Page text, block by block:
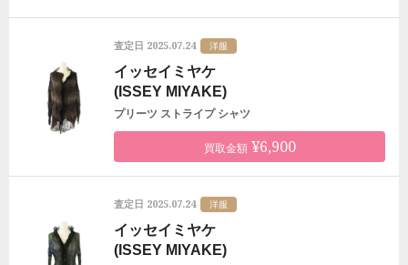
査定日 2025.07.24 洋服
イッセイミヤケ
(ISSEY MIYAKE)
プリーツ ストライプ シャツ
買取金額¥6,900
査定日 2025.07.24 洋服
イッセイミヤケ
(ISSEY MIYAKE)